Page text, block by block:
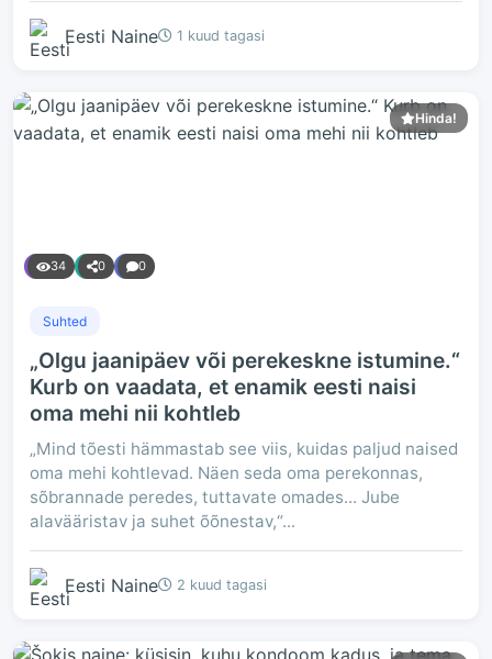
Eesti Naine 1 kuud tagasi
Hinda!
34 0 0
Suhted
„Olgu jaanipäev või perekeskne istumine.“
Kurb on vaadata, et enamik eesti naisi
oma mehi nii kohtleb
„Mind tõesti hämmastab see viis, kuidas paljud naised
oma mehi kohtlevad. Näen seda oma perekonnas,
sõbrannade peredes, tuttavate omades... Jube
alavääristav ja suhet õõnestav,“...
Eesti Naine 2 kuud tagasi